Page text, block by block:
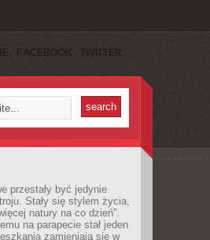
FACEBOOK TWITTER
przestały być jedynie
Stały się stylem życia,
natury na co dzień”.
na parapecie stał jeden
zamieniają się w